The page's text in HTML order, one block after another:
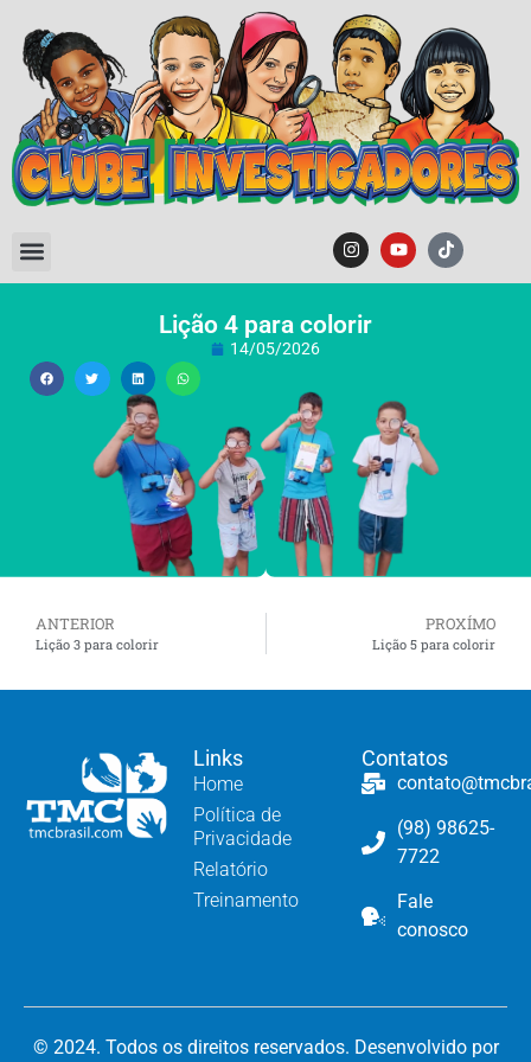
Lição 4 para colorir
14/05/2026
ANTERIOR
Lição 3 para colorir
PROXÍMO
Lição 5 para colorir
Links
Home
Política de
Privacidade
Relatório
Treinamento
Contatos
(98) 98625-
7722
Fale
conosco
© 2024. Todos os direitos reservados. Desenvolvido por